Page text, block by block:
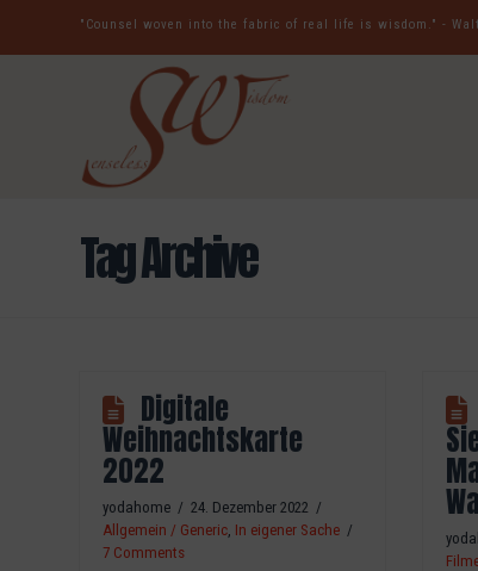
"Counsel woven into the fabric of real life is wisdom." -
Tag Archive
Digitale
Weihnachtskarte
2022
yodahome
24. Dezember 2022
Allgemein / Generic In eigener Sache
7 Comments